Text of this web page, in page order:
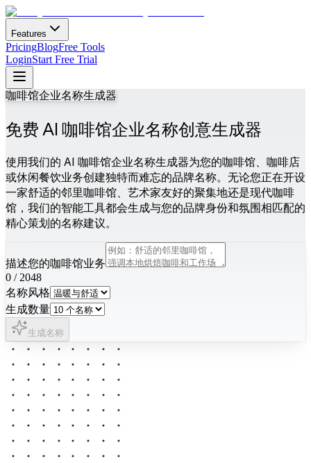
Features
PricingBlogFree Tools
LoginStart Free Trial
咖啡馆企业名称生成器
免费 AI 咖啡馆企业名称创意生成器
使用我们的 AI 咖啡馆企业名称生成器为您的咖啡馆、咖啡店
或休闲餐饮业务创建独特而难忘的品牌名称。无论您正在开设
一家舒适的邻里咖啡馆、艺术家友好的聚集地还是现代咖啡
馆，我们的智能工具都会生成与您的品牌身份和氛围相匹配的
精心策划的名称建议。
描述您的咖啡馆业务
0 / 2048
名称风格
生成数量
生成名称